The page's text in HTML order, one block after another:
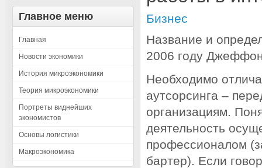
Главное меню
Главная
Новости экономики
История микроэкономики
Теория микроэкономики
Портреты виднейших
экономистов
Основы логистики
Макроэкономика
Бизнес
Название и
2006 году
Необходимо
аутсорсинга –
организациям.
деятельность
профессионалом
бартер). Если